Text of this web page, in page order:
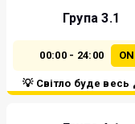
Група 3.1
00:00 - 24:00 ON
💡 Світло буде весь